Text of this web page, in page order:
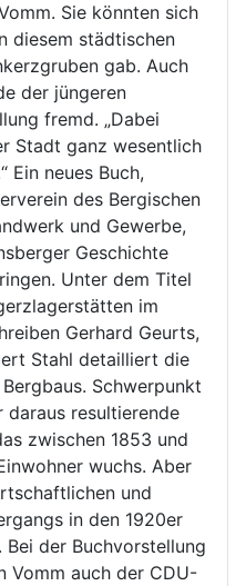
Sie könnten sich
diesem städtischen
gab. Auch
der jüngeren
fremd. „Dabei
Stadt ganz wesentlich
Ein neues Buch,
des Bergischen
und Gewerbe,
Geschichte
Unter dem Titel
im
Gerhard Geurts,
Stahl detailliert die
Schwerpunkt
daraus resultierende
zwischen 1853 und
wuchs. Aber
und
in den 1920er
der Buchvorstellung
Vomm auch der CDU-